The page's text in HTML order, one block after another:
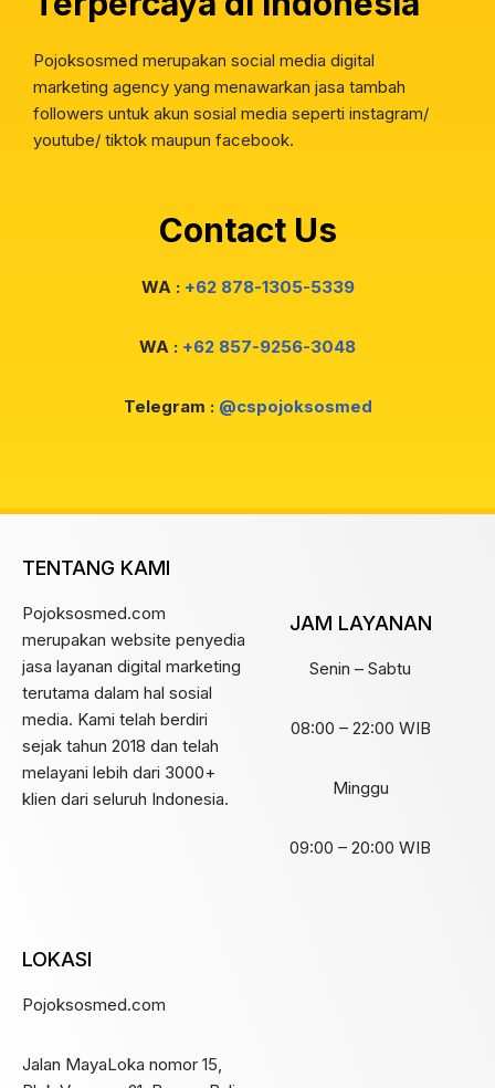
Pojoksosmed merupakan social media digital
marketing agency yang menawarkan jasa tambah
followers untuk akun sosial media seperti instagram/
youtube/ tiktok maupun facebook.
Contact Us
WA : +62 878-1305-5339
WA : +62 857-9256-3048
Telegram : @cspojoksosmed
TENTANG KAMI
Pojoksosmed.com
merupakan website penyedia
jasa layanan digital marketing
terutama dalam hal sosial
media. Kami telah berdiri
sejak tahun 2018 dan telah
melayani lebih dari 3000+
klien dari seluruh Indonesia.
JAM LAYANAN
Senin – Sabtu
08:00 – 22:00 WIB
Minggu
09:00 – 20:00 WIB
LOKASI
Pojoksosmed.com
Jalan MayaLoka nomor 15,